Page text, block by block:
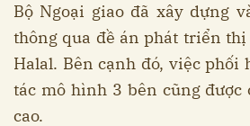
Bộ Ngoại giao đã xây dựng
thông qua đề án phát triển
Halal. Bên cạnh đó, việc
tác mô hình 3 bên cũng được
cao.